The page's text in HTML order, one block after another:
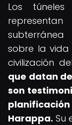
Los
sobre la
civilización
que datan
son
Harappa. Su